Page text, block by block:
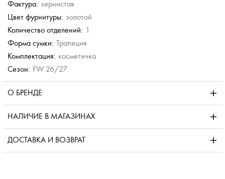
Фактура: зернистая
Цвет фурнитуры: золотой
Количество отделений: 1
Форма сумки: Трапеция
Комплектация: косметичка
Сезон: FW 26/27
О БРЕНДЕ
НАЛИЧИЕ В МАГАЗИНАХ
ДОСТАВКА И ВОЗВРАТ